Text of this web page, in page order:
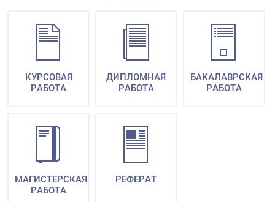
КУРСОВАЯ
РАБОТА
ДИПЛОМНАЯ
РАБОТА
БАКАЛАВРСКАЯ
РАБОТА
МАГИСТЕРСКАЯ
РАБОТА
РЕФЕРАТ